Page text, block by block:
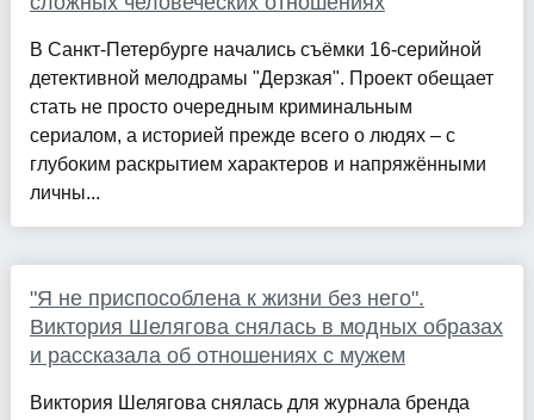
В Санкт‑Петербурге начались съёмки 16‑серийной
детективной мелодрамы "Дерзкая". Проект обещает
стать не просто очередным криминальным
сериалом, а историей прежде всего о людях – с
глубоким раскрытием характеров и напряжёнными
личны...
"Я не приспособлена к жизни без него".
Виктория Шелягова снялась в модных образах
и рассказала об отношениях с мужем
Виктория Шелягова снялась для журнала бренда